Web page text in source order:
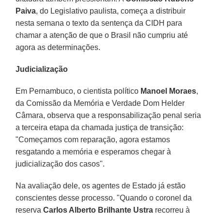
Paiva, do Legislativo paulista, começa a distribuir
nesta semana o texto da sentença da CIDH para
chamar a atenção de que o Brasil não cumpriu até
agora as determinações.
Judicialização
Em Pernambuco, o cientista político Manoel Moraes,
da Comissão da Memória e Verdade Dom Helder
Câmara, observa que a responsabilização penal seria
a terceira etapa da chamada justiça de transição:
"Começamos com reparação, agora estamos
resgatando a memória e esperamos chegar à
judicialização dos casos".
Na avaliação dele, os agentes de Estado já estão
conscientes desse processo. "Quando o coronel da
reserva Carlos Alberto Brilhante Ustra recorreu à